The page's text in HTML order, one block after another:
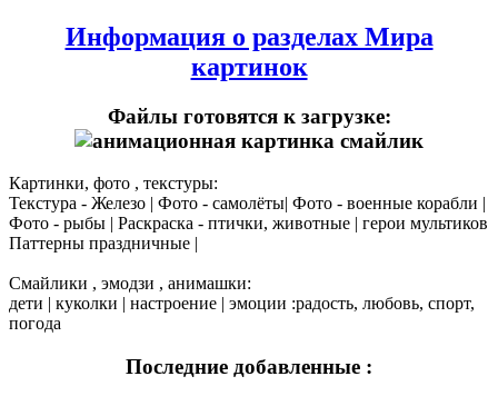
Информация о разделах Мира
картинок
Файлы готовятся к загрузке:
Картинки, фото , текстуры:
Текстура - Железо | Фото - самолёты| Фото - военные корабли |
Фото - рыбы | Раскраска - птички, животные | герои мультиков
Паттерны праздничные |
Смайлики , эмодзи , анимашки:
дети | куколки | настроение | эмоции :радость, любовь, спорт,
погода
Последние добавленные :